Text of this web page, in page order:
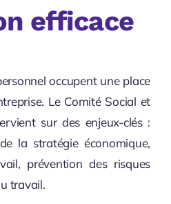
efficace
occupent une place
Le Comité Social et
sur des enjeux-clés :
la stratégie économique,
prévention des risques
travail.